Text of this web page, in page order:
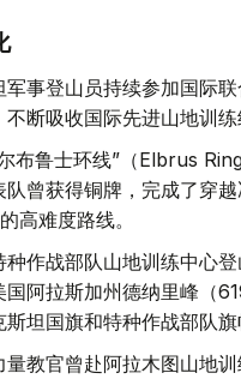
事登山员持续参加国际
断吸收国际先进山地训练
布鲁士环线”（Elbrus
曾获得铜牌，完成了穿
高难度路线。
作战部队山地训练中心
阿拉斯加州德纳里峰（
坦国旗和特种作战部队旗
教官曾赴阿拉木图山地